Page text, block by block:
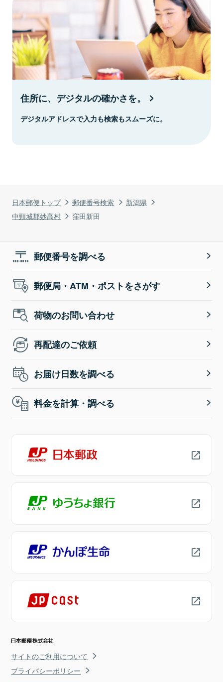
日本郵便トップ 郵便番号検索
新潟県
中頸城郡妙高村
窪田新田
住所に、デジタルの確かさを。
デジタルアドレスで入力も検索もスムーズに。
郵便番号を調べる
郵便局・ATM・ポストをさがす
荷物のお問い合わせ
再配達のご依頼
お届け日数を調べる
料金を計算・調べる
サイトのご利用について
プライバシーポリシー